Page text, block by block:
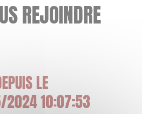
REJOINDRE
LE
2024 10:07:53